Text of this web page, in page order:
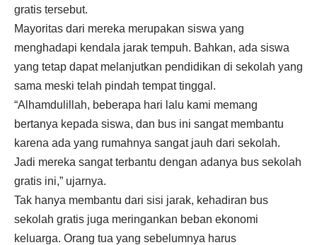
gratis tersebut.
Mayoritas dari mereka merupakan siswa yang
menghadapi kendala jarak tempuh. Bahkan, ada siswa
yang tetap dapat melanjutkan pendidikan di sekolah yang
sama meski telah pindah tempat tinggal.
“Alhamdulillah, beberapa hari lalu kami memang
bertanya kepada siswa, dan bus ini sangat membantu
karena ada yang rumahnya sangat jauh dari sekolah.
Jadi mereka sangat terbantu dengan adanya bus sekolah
gratis ini,” ujarnya.
Tak hanya membantu dari sisi jarak, kehadiran bus
sekolah gratis juga meringankan beban ekonomi
keluarga. Orang tua yang sebelumnya harus